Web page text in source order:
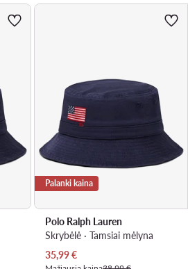
Palanki kaina
Polo Ralph Lauren
Skrybėlė · Tamsiai mėlyna
Dabartinė kaina
35,99€